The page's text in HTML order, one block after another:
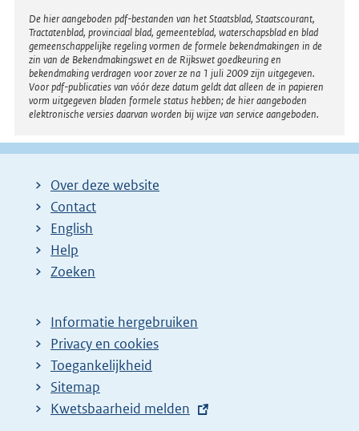
e
l
i
n
k
:
Disclaimer
De hier aangeboden pdf-bestanden van het Staatsblad, Staatscourant,
Tractatenblad, provinciaal blad, gemeenteblad, waterschapsblad en blad
gemeenschappelijke regeling vormen de formele bekendmakingen in de
zin van de Bekendmakingswet en de Rijkswet goedkeuring en
bekendmaking verdragen voor zover ze na 1 juli 2009 zijn uitgegeven.
Voor pdf-publicaties van vóór deze datum geldt dat alleen de in papieren
vorm uitgegeven bladen formele status hebben; de hier aangeboden
elektronische versies daarvan worden bij wijze van service aangeboden.
Over deze website
Contact
English
Help
Zoeken
Informatie hergebruiken
Privacy en cookies
Toegankelijkheid
Sitemap
E
Kwetsbaarheid melden